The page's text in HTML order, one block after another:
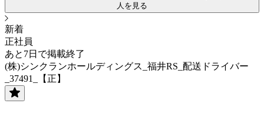
人を見る
新着
正社員
あと7日で掲載終了
(株)シンクランホールディングス_福井RS_配送ドライバー
_37491_【正】